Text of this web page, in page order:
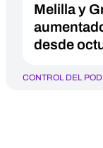
Melilla y
desde
CONTROL DEL